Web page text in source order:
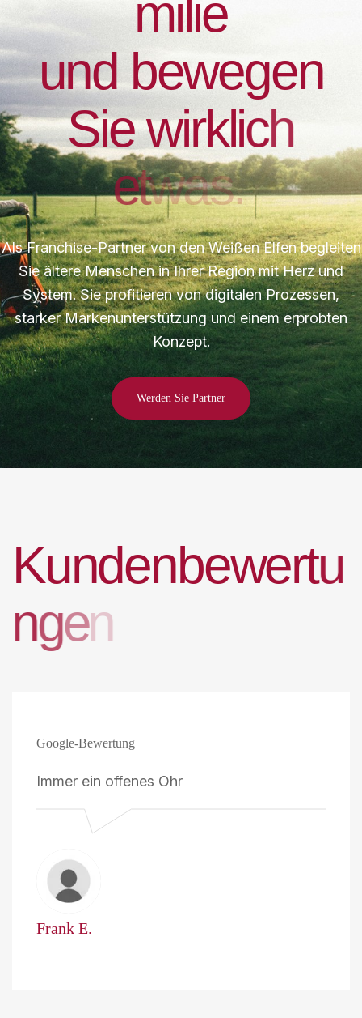
mi ie
und bewegen
Sie wirklich
etwas.
Als Franchise-Partner von den Weißen Elfen begleiten
Sie ältere Menschen in Ihrer Region mit Herz und
System. Sie profitieren von digitalen Prozessen,
starker Markenunterstützung und einem erprobten
Konzept.
Werden Sie Partner
Kundenbewertu
ngen
Google-Bewertung
Immer ein offenes Ohr
Frank E.